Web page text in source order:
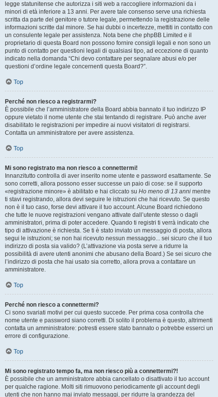
legge statunitense che autorizza i siti web a raccogliere informazioni da i
minori di età inferiore a 13 anni. Per avere tale consenso serve una richiesta
scritta da parte del genitore o tutore legale, permettendo la registrazione delle
informazioni scritte dal minore. Se hai dubbi o incertezze, mettiti in contatto con
un consulente legale per assistenza. Nota bene che phpBB Limited e il
proprietario di questa Board non possono fornire consigli legali e non sono un
punto di contatto per questioni legali di qualsiasi tipo, ad eccezione di quanto
indicato nella domanda “Chi devo contattare per segnalare abusi e/o per
questioni d’ordine legale concernenti questa Board?”.
Top
Perché non riesco a registrarmi?
È possibile che l’amministratore della Board abbia bannato il tuo indirizzo IP
oppure vietato il nome utente che stai tentando di registrare. Può anche aver
disabilitato le registrazioni per impedire ai nuovi visitatori di registrarsi.
Contatta un amministratore per avere assistenza.
Top
Mi sono registrato ma non riesco a connettermi!
Innanzitutto controlla di aver inserito nome utente e password esattamente. Se
sono corretti, allora possono esser successe un paio di cose: se il supporto
«registrazione minore» è abilitato e hai cliccato su Ho meno di 13 anni mentre
ti stavi registrando, allora devi seguire le istruzioni che hai ricevuto. Se questo
non è il tuo caso, forse devi attivare il tuo account. Alcune Board richiedono
che tutte le nuove registrazioni vengano attivate dall’utente stesso o dagli
amministratori, prima di poter accedere. Quando ti registri ti verrà indicato che
tipo di attivazione è richiesta. Se ti è stato inviato un messaggio di posta, allora
segui le istruzioni; se non hai ricevuto nessun messaggio... sei sicuro che il tuo
indirizzo di posta sia valido? (L’attivazione via posta serve a ridurre la
possibilità di avere utenti anonimi che abusano della Board.) Se sei sicuro che
l’indirizzo di posta che hai usato sia corretto, allora prova a contattare un
amministratore.
Top
Perché non riesco a connettermi?
Ci sono svariati motivi per cui questo succede. Per prima cosa controlla che
nome utente e password siano corretti. Di solito il problema è questo, altrimenti
contatta un amministratore: potresti essere stato bannato o potrebbe esserci un
errore di configurazione.
Top
Mi sono registrato tempo fa, ma non riesco più a connettermi?!
È possibile che un amministratore abbia cancellato o disattivato il tuo account
per qualche ragione. Molti siti rimuovono periodicamente gli account degli
utenti che non hanno mai inviato messaggi, per ridurre la grandezza del